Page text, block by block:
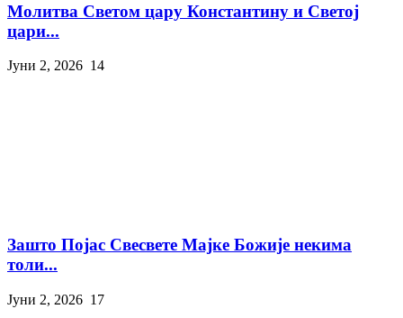
Молитва Светом цару Константину и Светој
цари...
Јуни 2, 2026 14
Зашто Појас Свесвете Мајке Божије некима
толи...
Јуни 2, 2026 17